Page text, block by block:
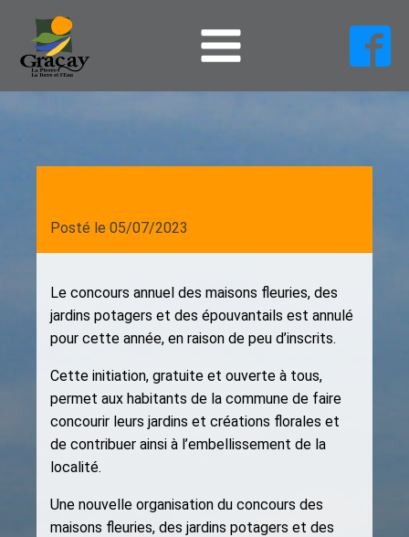
Posté le 05/07/2023
Le concours annuel des maisons fleuries, des
jardins potagers et des épouvantails est annulé
pour cette année, en raison de peu d’inscrits.
Cette initiation, gratuite et ouverte à tous,
permet aux habitants de la commune de faire
concourir leurs jardins et créations florales et
de contribuer ainsi à l’embellissement de la
localité.
Une nouvelle organisation du concours des
maisons fleuries, des jardins potagers et des